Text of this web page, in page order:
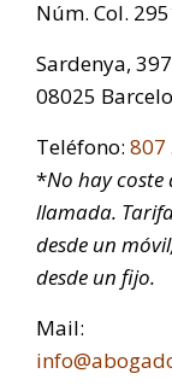
Núm. Col.
Sardenya,
08025
Teléfono:807
*No hay coste
llamada.
desde un
desde un fijo.
Mail: